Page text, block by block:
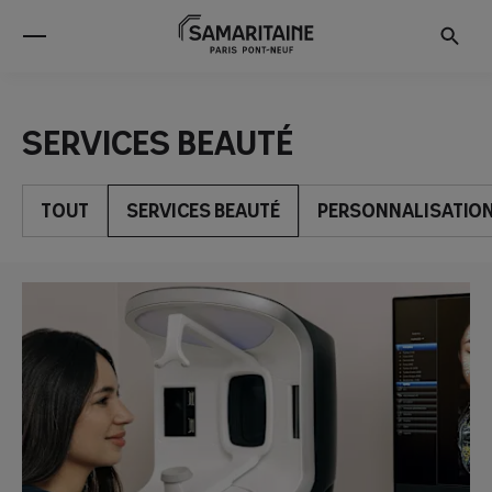
Services beauté
TOUT SERVICES BEAUTÉ